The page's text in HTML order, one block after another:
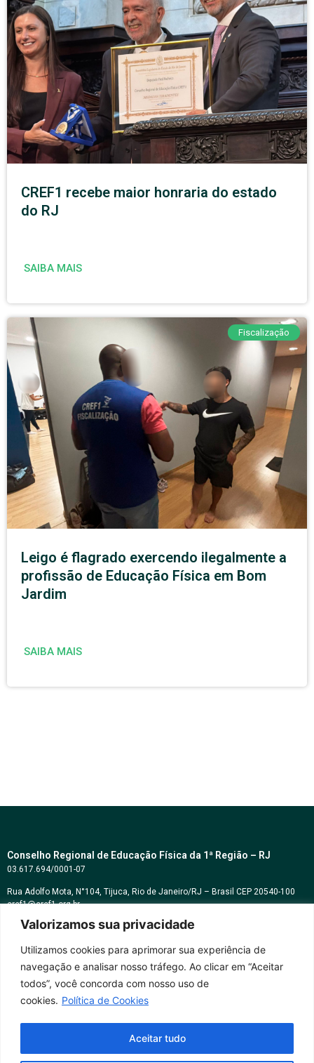
Valorizamos sua privacidade
Utilizamos cookies para aprimorar sua experiência de
navegação e analisar nosso tráfego. Ao clicar em “Aceitar
todos”, você concorda com nosso uso de
cookies. Política de Cookies
Aceitar tudo
CREF1 recebe maior honraria do estado
do RJ
SAIBA MAIS
Fiscalização
Leigo é flagrado exercendo ilegalmente a
profissão de Educação Física em Bom
Jardim
SAIBA MAIS
Conselho Regional de Educação Física da 1ª Região – RJ
03.617.694/0001-07
Rua Adolfo Mota, N°104, Tijuca, Rio de Janeiro/RJ – Brasil CEP 20540-100
cref1@cref1.org.br
Assessoria de comunicação:
Horários de atendimento:
Whatsapp: (21) 2569-2398